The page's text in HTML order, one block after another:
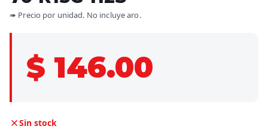
➠ Precio por unidad. No incluye aro.
$ 146.00
Sin stock